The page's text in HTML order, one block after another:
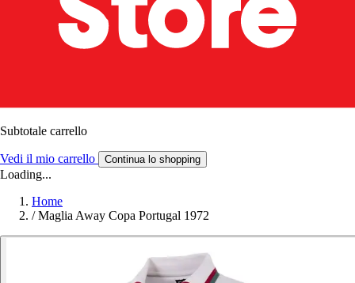
Subtotale carrello
Vedi il mio carrello Continua lo shopping
Loading...
Home
/ Maglia Away Copa Portugal 1972